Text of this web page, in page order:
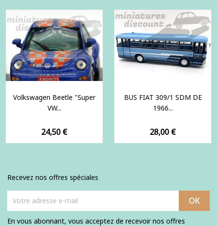
Volkswagen Beetle "Super
VW...
Prix
24,50 €
BUS FIAT 309/1 SDM DE
1966...
Prix
28,00 €
Recevez nos offres spéciales
En vous abonnant, vous acceptez de recevoir nos offres